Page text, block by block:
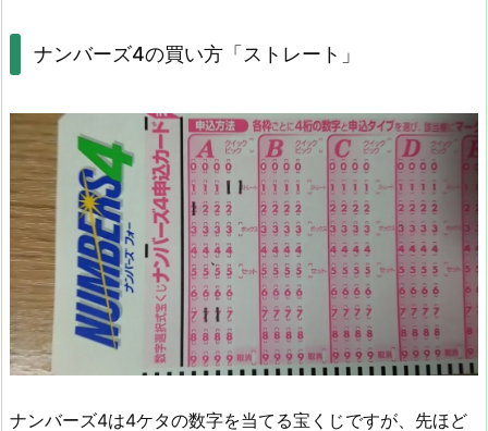
ナンバーズ4の買い方「ストレート」
ナンバーズ4は4ケタの数字を当てる宝くじですが、先ほど